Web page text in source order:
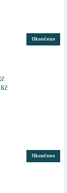
Ukončeno
Ukončeno